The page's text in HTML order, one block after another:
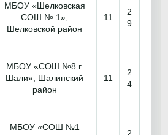
МБОУ «Шелковская
СОШ № 1»,
Шелковской район
11
2
9
МБОУ «СОШ №8 г.
Шали», Шалинский
район
11
2
4
МБОУ «СОШ №1